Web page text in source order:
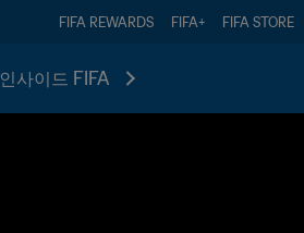
FIFA REWARDS FIFA+ FIFA STORE
인사이드 FIFA